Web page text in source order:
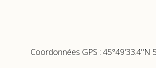
Coordonnées GPS : 45°49'33.4"N